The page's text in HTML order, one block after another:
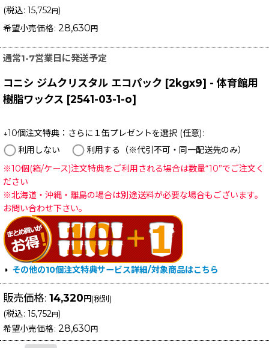
(税込: 15,752円)
希望小売価格: 28,630 円
通常1-7営業日に発送予定
コニシ ジムクリスタル エコパック [2kgx9] - 体育館用
樹脂ワックス [2541-03-1-o]
↓10個注文特典：さらに１缶プレゼントを選択 (任意):
利用しない
利用する（※代引不可・同一配送先のみ）
※10個(箱/ケース)注文特典をご利用される場合は数量“10”でご注文く
ださい
※北海道・沖縄・離島の場合は別途送料が必要な場合もございます。
お問い合わせ下さい。
その他の10個注文特典サービス詳細/対象商品はこちら
販売価格: 14,320円(税別)
(税込: 15,752円)
希望小売価格: 28,630円